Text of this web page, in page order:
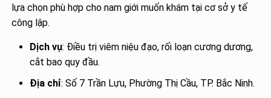
lựa chọn phù hợp cho nam giới muốn khám tại cơ sở y tế
công lập.
Dịch vụ: Điều trị viêm niệu đạo, rối loạn cương dương,
cắt bao quy đầu.
Địa chỉ: Số 7 Trần Lựu, Phường Thị Cầu, TP. Bắc Ninh.